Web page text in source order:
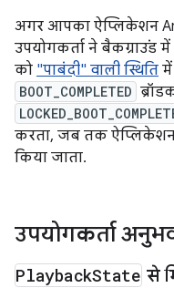
अगर आपका ऐप्लिकेशन
उपयोगकर्ता ने
को "पाबंदी" वाली स्थिति में
BOOT_COMPLETED
करता, जब तक
किया जाता.
उपयोगकर्ता
PlaybackState से